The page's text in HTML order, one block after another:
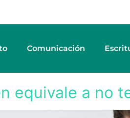
Comunicación
equivale a no